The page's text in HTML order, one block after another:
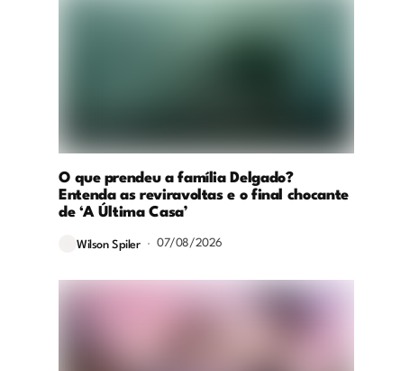
O que prendeu a família Delgado?
Entenda as reviravoltas e o final chocante
de ‘A Última Casa’
Wilson Spiler 07/08/2026